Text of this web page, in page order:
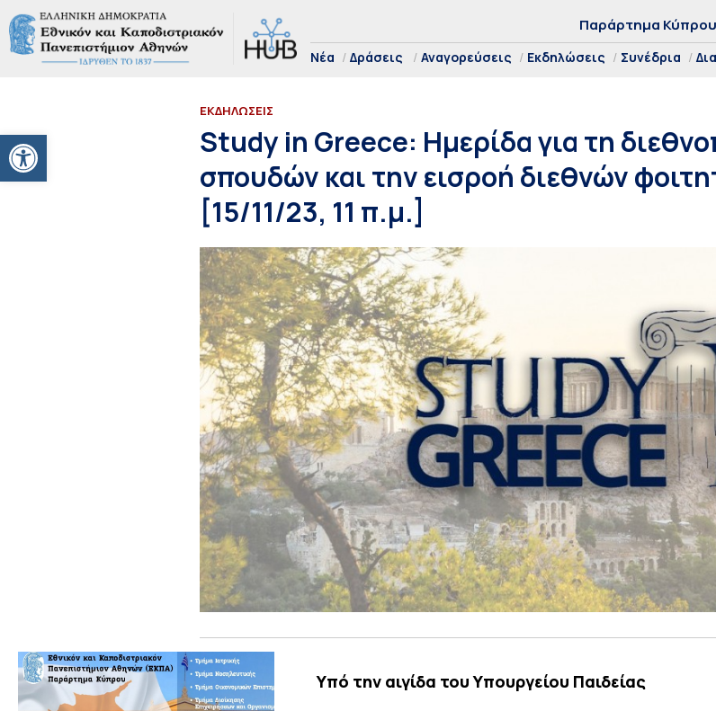
Ανοίξτε τη γραμμή εργαλείων
Παράρτημα Κύπρου
Νέα Δράσεις Αναγορεύσεις Εκδηλώσεις Συνέδρια
ΕΚΔΗΛΩΣΕΙΣ
Study in Greece: Ημερίδα για τη
σπουδών και την εισροή διεθνών
[15/11/23, 11 π.μ.]
Υπό την αιγίδα του Υπουργείου Παιδείας